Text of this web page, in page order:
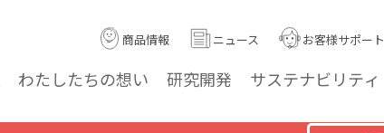
わたしたちの想い 研究開発 サステナビリティ
商品情報 ニュース お客様サポート